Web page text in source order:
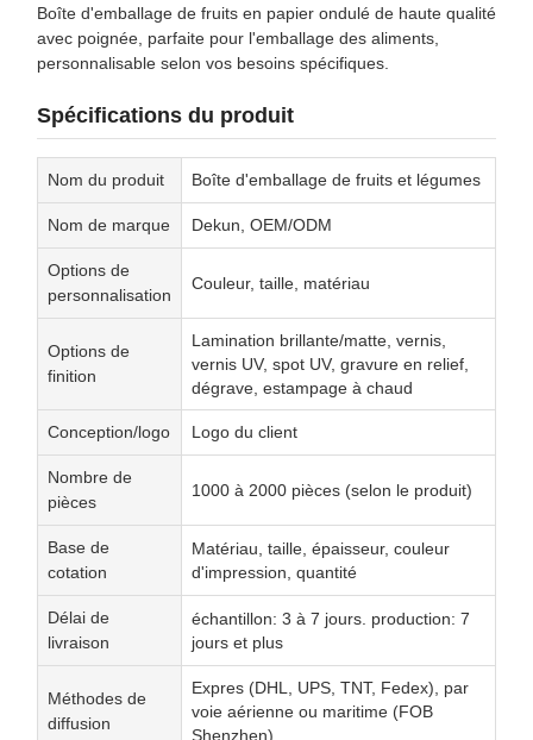
Boîte d'emballage de fruits en papier ondulé de haute qualité
avec poignée, parfaite pour l'emballage des aliments,
personnalisable selon vos besoins spécifiques.
Spécifications du produit
Nom du produit Boîte d'emballage de fruits et légumes
Nom de marque Dekun, OEM/ODM
Options de
personnalisation
Couleur, taille, matériau
Options de
finition
Lamination brillante/matte, vernis,
vernis UV, spot UV, gravure en relief,
dégrave, estampage à chaud
Conception/logo Logo du client
Nombre de
pièces
1000 à 2000 pièces (selon le produit)
Base de
cotation
Matériau, taille, épaisseur, couleur
d'impression, quantité
Délai de
livraison
échantillon: 3 à 7 jours. production: 7
jours et plus
Méthodes de
diffusion
Expres (DHL, UPS, TNT, Fedex), par
voie aérienne ou maritime (FOB
Shenzhen)